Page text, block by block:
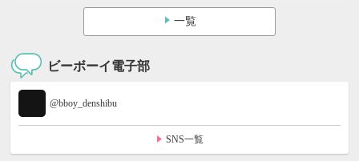
一覧
ビーボーイ電子部
@bboy_denshibu
SNS一覧